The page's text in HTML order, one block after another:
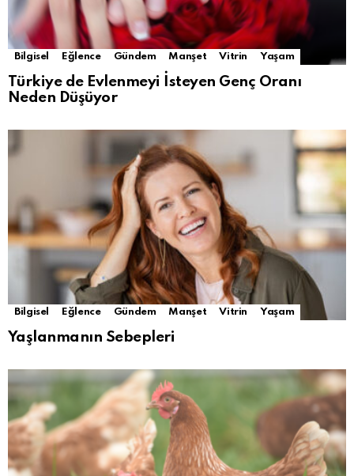
Bilgisel Eğlence Gündem Manşet Vitrin Yaşam
Türkiye de Evlenmeyi İsteyen Genç Oranı
Neden Düşüyor
Bilgisel Eğlence Gündem Manşet Vitrin Yaşam
Yaşlanmanın Sebepleri